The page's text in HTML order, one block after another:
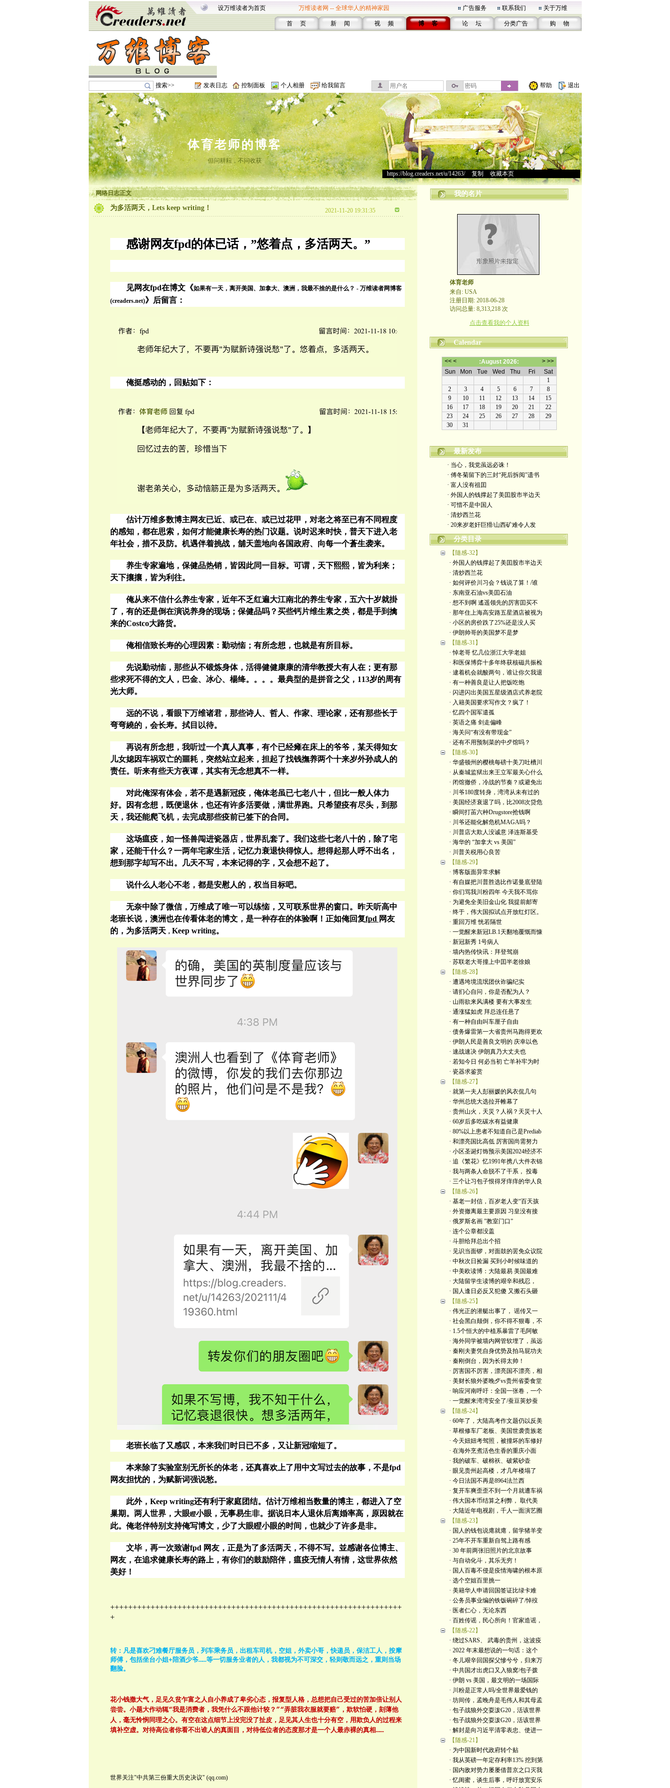
设万维读者为首页 万维读者网 -- 全球华人的精神家园 广告服务 联系我们 关于万维
首 页 新 闻 视 频 博 客 论 坛 分类广告 购 物
搜索>> 发表日志 控制面板 个人相册 给我留言 帮助 退出
体育老师的博客
但问耕耘，不问收获
https://blog.creaders.net/u/14263/> 复制 收藏本页
网络日志正文
为多活两天，Lets keep writing！ 2021-11-20 19:31:35
感谢网友fpd的体已话， ”悠着点，多活两天。 ”
见网友fpd在博文《如果有一天，离开美国、加拿大、澳洲，我最不捨的是什么？ - 万维读者网博客
(creaders.net)》后留言：
俺挺感动的，回贴如下：
估计万维多数博主网友已近、或已在、或已过花甲，对老之将至已有不同程度
的感知，都在思索，如何才能健康长寿的热门议题。说时迟来时快，普天下进入老
年社会，措不及防。机遇伴着挑战，舖天盖地向各国政府、向每一个蒼生袭来。
养生专家遍地，保健品热销，皆因此同一目标。可谓，天下熙熙， 皆为利来；
天下攘攘， 皆为利往。
俺从来不信什么养生专家，近年不乏红遍大江南北的养生专家，五六十岁就掛
了，有的还是倒在演说养身的现场；保健品吗？买些钙片维生素之类，都是手到擒
来的Costco大路货。
俺相信致长寿的心理因素：勤动恼； 有所念想，也就是有所目标。
先说勤动恼，那些从不锻炼身体，活得健健康康的清华教授大有人在；更有那
些求死不得的文人，巴金、冰心、楊绛。。。。最典型的是拼音之父， 113岁的周有
光大师。
远的不说，看眼下万维诸君，那些诗人、哲人、作家、理论家，还有那些长于
弯弯繞的，会长寿。拭目以待。
再说有所念想，我听过一个真人真事，有个已经瘫在床上的爷爷，某天得知女
儿女媳因车祸双亡的噩耗，突然站立起来，担起了找钱撫养两个十来岁外孙成人的
责任。听来有些天方夜谭，其实有无念想真不一样。
对此俺深有体会，若不是遇新冠疫，俺体老虽已七老八十，但比一般人体力
好。因有念想，既便退休，也还有许多活要做，满世界跑。只希望疫有尽头，到那
天，我还能爬飞机，去完成那些疫前已签下的合同。
这场瘟疫，如一怪兽闯进瓷器店，世界乱套了。我们这些七老八十的，除了宅
家，还能干什么？一两年宅家生活，记忆力衰退快得惊人。想得起那人呼不出名，
想到那字却写不出。几天不写，本来记得的字，又会想不起了。
说什么人老心不老，都是安慰人的，权当目标吧。
无奈中除了微信，万维成了唯一可以练恼，又可联系世界的窗口。昨天听高中
老班长说，澳洲也在传看体老的博文，是一种存在的体验啊！正如俺回复fpd 网友
的，为多活两天， Keep writing。
老班长临了又感叹，本来我们时日已不多，又让新冠缩短了。
本来除了实验室别无所长的体老，还真喜欢上了用中文写过去的故事，不是fpd
网友担忧的，为赋新词强说愁。
此外， Keep writing还有利于家庭团结。估计万维相当数量的博主，都进入了空
巢期。两人世界，大眼瞪小眼，无事易生非。据说日本人退休后离婚率高，原因就在
此。俺老伴特别支持俺写博文，少了大眼瞪小眼的时间，也就少了许多是非。
文毕，再一次致谢fpd 网友，正是为了多活两天，不得不写。並感谢各位博主、
网友，在追求健康长寿的路上，有你们的鼓励陪伴，瘟疫无情人有情，这世界依然
美好！
+++++++++++++++++++++++++++++++++++++++++++++++++++++++++++++++++
+
转：凡是喜欢刁难餐厅服务员，列车乘务员，出租车司机，空姐，外卖小哥，快递员，保洁工人，按摩
师傅，包括坐台小姐+陪酒少爷……等一切服务业者的人，我都视为不可深交，轻则敬而远之，重则当场
翻脸。
花小钱撒大气，足见久贫乍富之人自小养成了卑劣心态，报复型人格，总想把自己受过的苦加倍让别人
尝尝。小题大作动辄“我是消费者，我凭什么不跟他计较？ ”“弄脏我衣服就要赔” ，欺软怕硬，刻薄他
人，毫无怜悯同理之心。有空在这点细节上没完没了扯皮，足见其人生也十分有空，用欺负人的过程来
填补空虚。对待高位者你看不出谁人的真面目，对待低位者的态度那才是一个人最赤裸的真相……
世界关注"中共第三份重大历史决议" (qq.com)
我的名片
体育老师
来自: USA
注册日期: 2018-06-28
访问总量: 8,313,218 次
点击查看我的个人资料
Calendar
最新发布
· 当心，我党虽远必诛！
· 傅冬菊留下的三封“死后拆阅”遗书
· 富人没有祖囯
· 外国人的钱撑起了美囯股市半边天
· 可惜不是中国人
· 清炒西兰花
· 20来岁老奸巨猾/山西矿难令人发
分类目录
【隨感-32】
· 外国人的钱撑起了美囯股市半边天
· 清炒西兰花
· 如何评价川习会？钱说了算！/谁
· 东南亚石油vs美囯石油
· 想不到啊 遙遥领先的厉害囯买不
· 那年住上海高安路五星酒店被视为
· 小区的房价跌了25%还是没人买
· 伊朗帅哥的美国梦不是梦
【隨感-31】
· 悼老哥 忆几位浙江大学老姐
· 和医保博弈十多年终获核磁共振检
· 逮着机会就酸两句，谁让你欠我退
· 有一种善良是让人把饭吃饱
· 闪进闪出美国五星级酒店式养老院
· 入籍美国要求写作文？疯了！
· 忆四个国军遣孤
· 英语之痛 剑走偏峰
· 海关问“有没有带现金”
· 还有不用预制菜的中歺馆吗？
【隨感-30】
· 华盛顿州的樱桃每磅十美刀吐槽川
· 从秦城监狱出来王立军最关心什么
· 闭馆撤侨，冷战的节奏？或避免出
· 川爷180度转身，湾湾从未有过的
· 美国经济衰退了吗，比2008次贷危
· 瞬间打苖六种Drugstore抢钱啊
· 川爷还能化解危机MAGA吗？
· 川普店大欺人没诚意 泽连斯基受
· 海华的 “加拿大 vs 美国”
· 川普关税用心良苦
【隨感-29】
· 博客版面异常求解
· 有自媒把川普胜选比作诺曼底登陆
· 你们骂我川粉四年 今天我不骂你
· 为避免全美旧金山化 我提前邮寄
· 终于，伟大国拟试点开放红灯区。
· 重回万维 恍若隔世
· 一觉醒来新冠LB.1天翻地覆慨而慷
· 新冠新秀 1号病人
· 墙内热传快讯：拜登驾崩
· 苏联老大哥撞上中囯半老徐娘
【隨感-28】
· 遭遇垮境流氓团伙诈骗纪实
· 请扪心自问，你是否配为人？
· 山雨欲来风满楼 要有大事发生
· 通涨猛如虎 拜总连任悬了
· 有一种自由叫车厘子自由
· 债务爆雷第一大省贵州马跑得更欢
· 伊朗人民是善良文明的 庆幸以色
· 速战速决 伊朗真乃大丈夫也
· 若知今日 何必当初 亡羊补牢为时
· 瓷器求鉴赏
【隨感-27】
· 就第一夫人彭丽媛的风衣侃几句
· 华州总统大选拉开帷幕了
· 贵州山火，天災？人祸？天災十人
· 60岁后多吃碳水有益健康
· 80%以上患者不知道自己是Prediab
· 和漂亮国比高低 厉害国尚需努力
· 小区圣诞灯饰预示美国2024经济不
· 追《繁花》忆1991年携八大件衣锦
· 我与两条人命脱不了干系， 投毒
· 三个让习包子恨得牙痒痒的华人良
【隨感-26】
· 基老一封信，百岁老人变“百天孩
· 外资撤离最主要原因 习皇没有接
· 俄罗斯名画 ”教室门口”
· 连个公章都没盖
· 斗胆给拜总出个招
· 见识当面锣，对面鼓的罢免众议院
· 中秋次日捡漏 买到小时候味道的
· 中美欧读博：大陆最易 美国最难
· 大陆留学生读博的艰辛和残忍，
· 国人逢日必反又犯傻 又搬石头砸
【隨感-25】
· 伟光正的潜艇出事了， 谣传又一
· 社会黑白颠倒，你不得不狠毒，不
· 1.5个恒大的中植系暴雷了毛阿敏
· 海外同学被墙内网管软埋了，虽远
· 秦刚夫妻凭自身优势及拍马屁功夫
· 秦刚倒台，因为长得太帅！
· 厉害国不厉害，漂亮国不漂亮，相
· 美财长狼外婆晚歺vs贵州省委食堂
· 响应河南呼吁：全国一张卷，一个
· 一觉醒来湾湾安全了/蚕豆荚炒蚕
【隨感-24】
· 60年了，大陆高考作文题仍以反美
· 草根修车厂老板、美国世袭贵族老
· 今天妞妞考驾照，被撞坏的车修好
· 在海外烹煮活色生香的重庆小面
· 我的破车、破棉袄、破紫砂壶
· 眼见贵州起高楼，才几年楼塌了
· 今日法国不再是8964法兰西
· 复开车爽歪歪不到一个月就遭车祸
· 伟大国本币结算之利弊， 取代美
· 大陆近年电视剧，千人一面演艺圈
【隨感-23】
· 国人的钱包说瘪就瘪，留学猪羊变
· 25年不开车重新自驾上路有感
· 30 年前两张旧照片的北京故事
· 与自动化斗，其乐无穷！
· 国人百毒不侵是疫情海啸的根本原
· 选个空姐百里挑一
· 美籍华人申请回国签证比绿卡难
· 公务员事业编的铁饭碗碎了/悼歿
· 医者仁心，无论东西
· 百姓传谣，民心所向！官家造谣，
【随感-22】
· 绕过SARS、 武毒的贵州，这波疫
· 2022 年末最想说的一句话：这个
· 冬儿艰辛回国探父慘兮兮，归来万
· 中共国才出虎口又入狼窝/包子拨
· 伊朗 vs 美国，最文明的一场国际
· 川粉是正常人吗/全世界最爱钱的
· 坊间传，孟晚舟是毛伟人和其母孟
· 包子战狼外交耍泼G20，活该世界
· 包子战狼外交耍泼G20，活该世界
· 解封是向习近平清零表忠、使进一
【随感-21】
· 为中国新时代政府转个贴
· 我从英磅一年定存利率13% 挖到第
· 国内敌对势力屡屡借普京之口灭我
· 忆闺蜜，谈生后事，呼吁放宽安乐